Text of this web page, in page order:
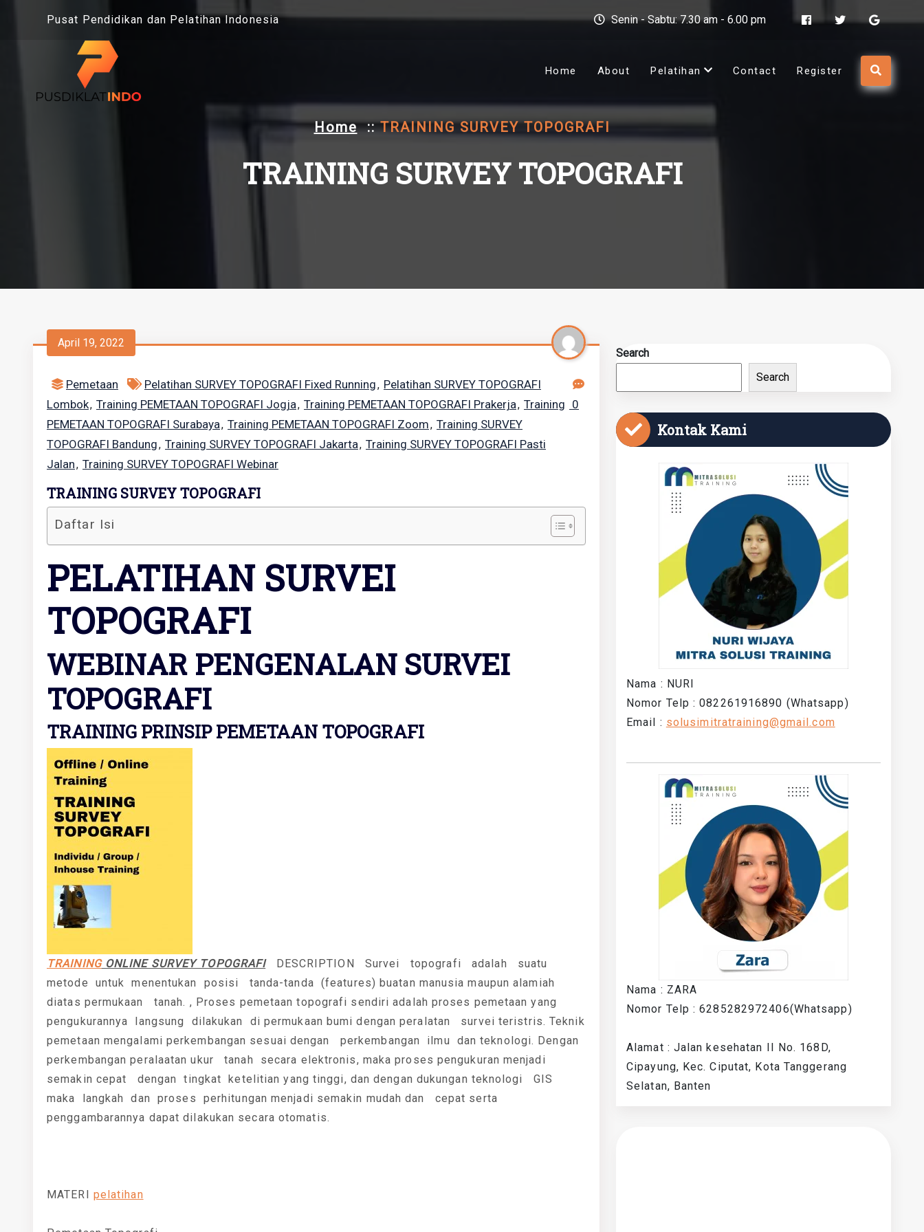
Pusat Pendidikan dan Pelatihan Indonesia Senin - Sabtu: 7.30 am - 6.00 pm
Home About Pelatihan Contact Register
Home::TRAINING SURVEY TOPOGRAFI
TRAINING SURVEY TOPOGRAFI
April 19, 2022
Pemetaan Pelatihan SURVEY TOPOGRAFI Fixed Running, Pelatihan SURVEY TOPOGRAFI
Lombok, Training PEMETAAN TOPOGRAFI Jogja, Training PEMETAAN TOPOGRAFI Prakerja, Training
PEMETAAN TOPOGRAFI Surabaya, Training PEMETAAN TOPOGRAFI Zoom, Training SURVEY
TOPOGRAFI Bandung, Training SURVEY TOPOGRAFI Jakarta, Training SURVEY TOPOGRAFI Pasti
Jalan, Training SURVEY TOPOGRAFI Webinar
0
TRAINING SURVEY TOPOGRAFI
Daftar Isi
PELATIHAN SURVEI
TOPOGRAFI
WEBINAR PENGENALAN SURVEI
TOPOGRAFI
TRAINING PRINSIP PEMETAAN TOPOGRAFI
TRAININGONLINE SURVEY TOPOGRAFIDESCRIPTION Survei topografi adalah suatu
metode untuk menentukan posisi tanda-tanda (features) buatan manusia maupun alamiah
diatas permukaan tanah. , Proses pemetaan topografi sendiri adalah proses pemetaan yang
pengukurannya langsung dilakukan di permukaan bumi dengan peralatan survei teristris. Teknik
pemetaan mengalami perkembangan sesuai dengan perkembangan ilmu dan teknologi. Dengan
perkembangan peralaatan ukur tanah secara elektronis, maka proses pengukuran menjadi
semakin cepat dengan tingkat ketelitian yang tinggi, dan dengan dukungan teknologi GIS
maka langkah dan proses perhitungan menjadi semakin mudah dan cepat serta
penggambarannya dapat dilakukan secara otomatis.
MATERI pelatihan
Search
Search
Kontak Kami
Nama : NURI
Nomor Telp : 082261916890 (Whatsapp)
Email : solusimitratraining@gmail.com
Nama : ZARA
Nomor Telp : 6285282972406(Whatsapp)
Alamat : Jalan kesehatan II No. 168D,
Cipayung, Kec. Ciputat, Kota Tanggerang
Selatan, Banten